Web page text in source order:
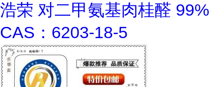
浩荣 对二甲氨基肉桂醛 99%
CAS：6203-18-5